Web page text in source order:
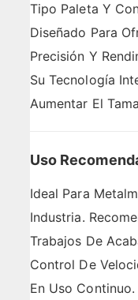
Tipo Paleta Y
Diseñado Para
Precisión Y
Su Tecnología
Aumentar El
Uso
Ideal Para
Industria.
Trabajos De
Control De
En Uso Continuo.